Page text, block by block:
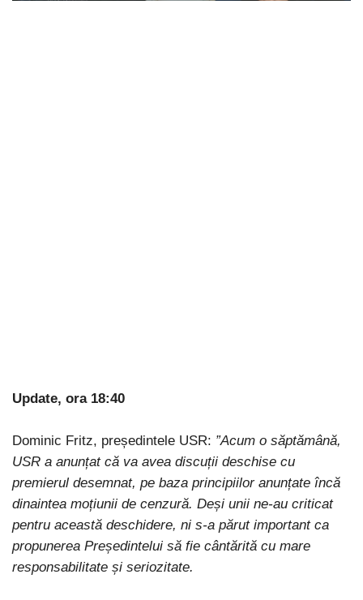
Update, ora 18:40
Dominic Fritz, președintele USR: ”Acum o săptămână,
USR a anunțat că va avea discuții deschise cu
premierul desemnat, pe baza principiilor anunțate încă
dinaintea moțiunii de cenzură. Deși unii ne-au criticat
pentru această deschidere, ni s-a părut important ca
propunerea Președintelui să fie cântărită cu mare
responsabilitate și seriozitate.